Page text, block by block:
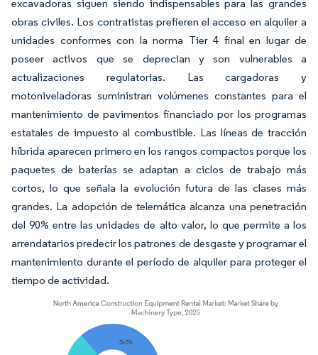
excavadoras siguen siendo indispensables para las grandes
obras civiles. Los contratistas prefieren el acceso en alquiler a
unidades conformes con la norma Tier 4 final en lugar de
poseer activos que se deprecian y son vulnerables a
actualizaciones regulatorias. Las cargadoras y
motoniveladoras suministran volúmenes constantes para el
mantenimiento de pavimentos financiado por los programas
estatales de impuesto al combustible. Las líneas de tracción
híbrida aparecen primero en los rangos compactos porque los
paquetes de baterías se adaptan a ciclos de trabajo más
cortos, lo que señala la evolución futura de las clases más
grandes. La adopción de telemática alcanza una penetración
del 90% entre las unidades de alto valor, lo que permite a los
arrendatarios predecir los patrones de desgaste y programar el
mantenimiento durante el período de alquiler para proteger el
tiempo de actividad.